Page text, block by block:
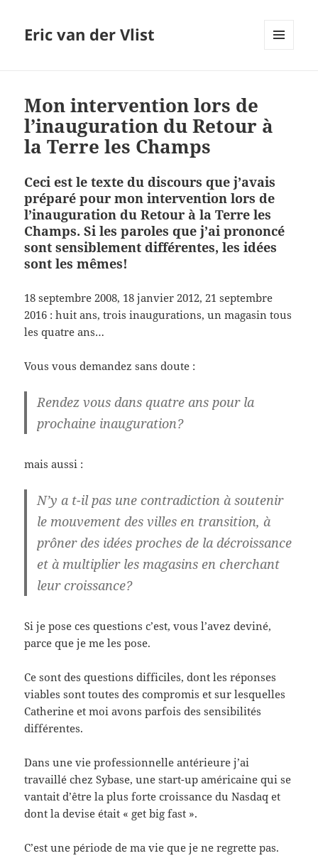
Eric van der Vlist
Mon intervention lors de
l’inauguration du Retour à
la Terre les Champs
Ceci est le texte du discours que j’avais
préparé pour mon intervention lors de
l’inauguration du Retour à la Terre les
Champs. Si les paroles que j’ai prononcé
sont sensiblement différentes, les idées
sont les mêmes!
18 septembre 2008, 18 janvier 2012, 21 septembre
2016 : huit ans, trois inaugurations, un magasin tous
les quatre ans…
Vous vous demandez sans doute :
Rendez vous dans quatre ans pour la
prochaine inauguration?
mais aussi :
N’y a t-il pas une contradiction à soutenir
le mouvement des villes en transition, à
prôner des idées proches de la décroissance
et à multiplier les magasins en cherchant
leur croissance?
Si je pose ces questions c’est, vous l’avez deviné,
parce que je me les pose.
Ce sont des questions difficiles, dont les réponses
viables sont toutes des compromis et sur lesquelles
Catherine et moi avons parfois des sensibilités
différentes.
Dans une vie professionnelle antérieure j’ai
travaillé chez Sybase, une start-up américaine qui se
vantait d’être la plus forte croissance du Nasdaq et
dont la devise était « get big fast ».
C’est une période de ma vie que je ne regrette pas.